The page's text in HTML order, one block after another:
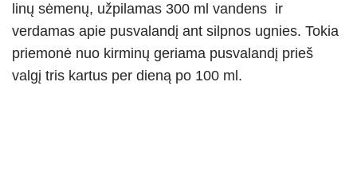
linų sėmenų, užpilamas 300 ml vandens ir
verdamas apie pusvalandį ant silpnos ugnies. Tokia
priemonė nuo kirminų geriama pusvalandį prieš
valgį tris kartus per dieną po 100 ml.